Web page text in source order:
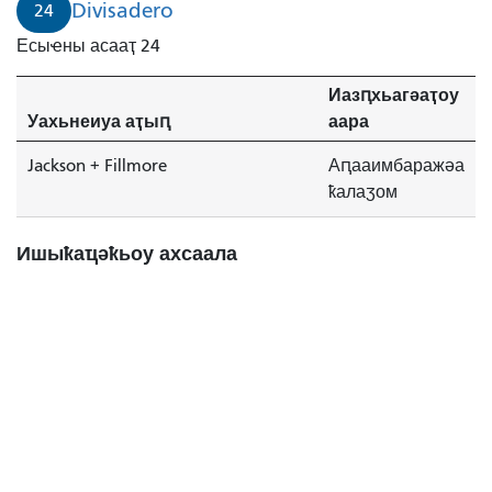
24 Divisadero
Есыҽны асааҭ 24
Уахьнеиуа аҭыԥ
Иазԥхьагәаҭоу
аара
Jackson + Fillmore
Аԥааимбаражәа
ҟалаӡом
Ишыҟаҵәҟьоу ахсаала